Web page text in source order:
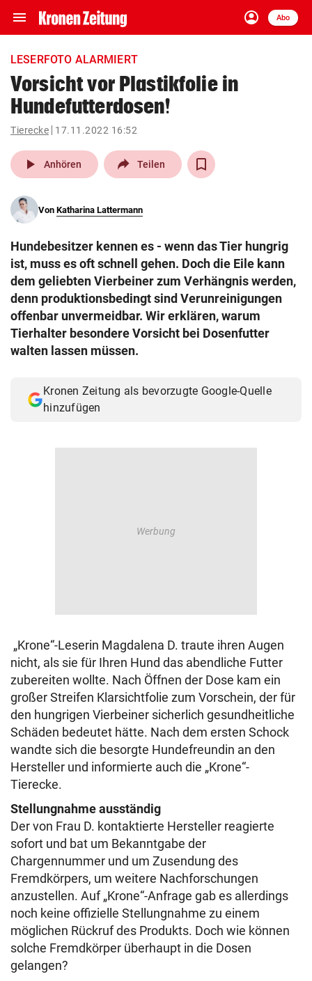
menu Navigation
ein-/ausklappen
account_circle
Anmelden
Abo
close Schließen
account_circle Anmelden
pin_drop
Wien arrow_right
search
eingeben
Muthgasse 2, 1190 Wien
LESERFOTO ALARMIERT
Vorsicht vor Plastikfolie in
Hundefutterdosen!
Tierecke 17.11.2022 16:52
play_arrow Anhören Teilen
Von Katharina Lattermann
Hundebesitzer kennen es - wenn das Tier hungrig
ist, muss es oft schnell gehen. Doch die Eile kann
dem geliebten Vierbeiner zum Verhängnis werden,
denn produktionsbedingt sind Verunreinigungen
offenbar unvermeidbar. Wir erklären, warum
Tierhalter besondere Vorsicht bei Dosenfutter
walten lassen müssen.
Kronen Zeitung als bevorzugte Google-Quelle
hinzufügen
„Krone“-Leserin Magdalena D. traute ihren Augen
nicht, als sie für Ihren Hund das abendliche Futter
zubereiten wollte. Nach Öffnen der Dose kam ein
großer Streifen Klarsichtfolie zum Vorschein, der für
den hungrigen Vierbeiner sicherlich gesundheitliche
Schäden bedeutet hätte. Nach dem ersten Schock
wandte sich die besorgte Hundefreundin an den
Hersteller und informierte auch die „Krone“-
Tierecke.
Stellungnahme ausständig
Der von Frau D. kontaktierte Hersteller reagierte
sofort und bat um Bekanntgabe der
Chargennummer und um Zusendung des
Fremdkörpers, um weitere Nachforschungen
anzustellen. Auf „Krone“-Anfrage gab es allerdings
noch keine offizielle Stellungnahme zu einem
möglichen Rückruf des Produkts. Doch wie können
solche Fremdkörper überhaupt in die Dosen
gelangen?